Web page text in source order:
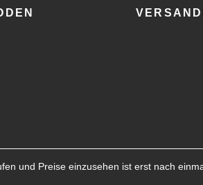
und Preise einzusehen ist erst nach